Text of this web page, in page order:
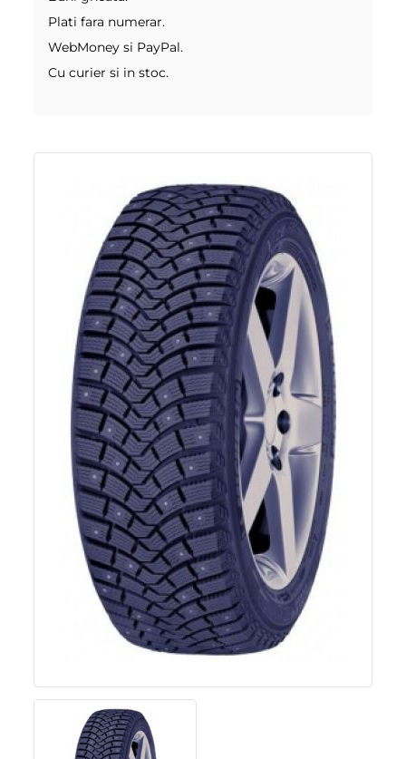
Plati fara numerar.
WebMoney si PayPal.
Cu curier si in stoc.